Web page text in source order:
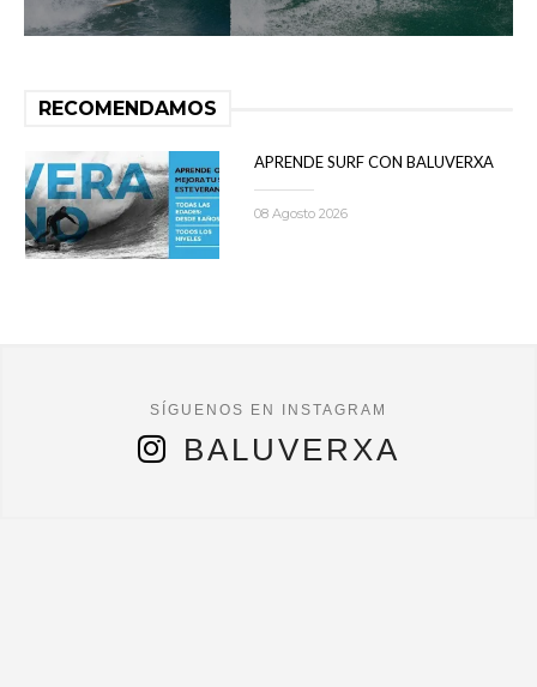
RECOMENDAMOS
APRENDE SURF CON BALUVERXA
08 Agosto 2026
BALUVERXA